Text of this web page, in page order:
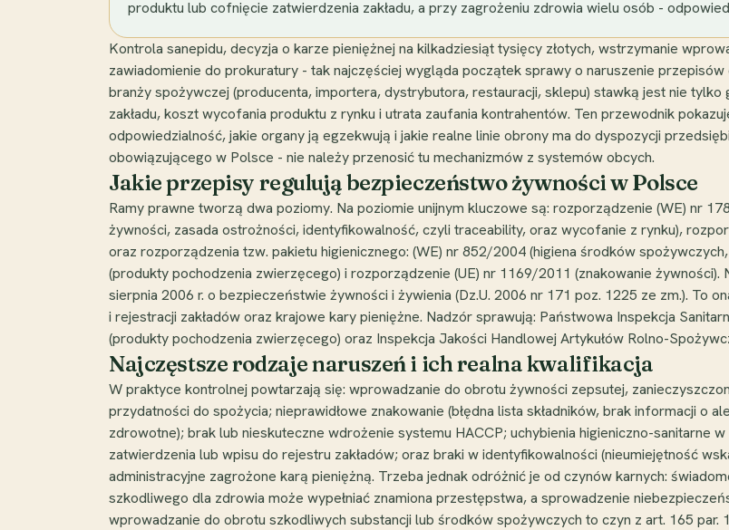
produktu lub cofnięcie zatwierdzenia zakładu, a przy zagrożeniu zdrowia wielu osób -
Kontrola sanepidu, decyzja o karze pieniężnej na kilkadziesiąt tysięcy złotych, wstrzymanie
zawiadomienie do prokuratury - tak najczęściej wygląda początek sprawy o naruszenie
branży spożywczej (producenta, importera, dystrybutora, restauracji, sklepu) stawką jest nie
zakładu, koszt wycofania produktu z rynku i utrata zaufania kontrahentów. Ten przewodnik
odpowiedzialność, jakie organy ją egzekwują i jakie realne linie obrony ma do dyspozycji
obowiązującego w Polsce - nie należy przenosić tu mechanizmów z systemów obcych.
Jakie przepisy regulują bezpieczeństwo żywności w Polsce
Ramy prawne tworzą dwa poziomy. Na poziomie unijnym kluczowe są: rozporządzenie (WE) nr
żywności, zasada ostrożności, identyfikowalność, czyli traceability, oraz wycofanie z rynku),
oraz rozporządzenia tzw. pakietu higienicznego: (WE) nr 852/2004 (higiena środków
(produkty pochodzenia zwierzęcego) i rozporządzenie (UE) nr 1169/2011 (znakowanie
sierpnia 2006 r. o bezpieczeństwie żywności i żywienia (Dz.U. 2006 nr 171 poz. 1225 ze zm.). To
i rejestracji zakładów oraz krajowe kary pieniężne. Nadzór sprawują: Państwowa Inspekcja
(produkty pochodzenia zwierzęcego) oraz Inspekcja Jakości Handlowej Artykułów Rolno-
Najczęstsze rodzaje naruszeń i ich realna kwalifikacja
W praktyce kontrolnej powtarzają się: wprowadzanie do obrotu żywności zepsutej,
przydatności do spożycia; nieprawidłowe znakowanie (błędna lista składników, brak informacji o
zdrowotne); brak lub nieskuteczne wdrożenie systemu HACCP; uchybienia higieniczno-sanitarne
zatwierdzenia lub wpisu do rejestru zakładów; oraz braki w identyfikowalności (nieumiejętność
administracyjne zagrożone karą pieniężną. Trzeba jednak odróżnić je od czynów karnych:
szkodliwego dla zdrowia może wypełniać znamiona przestępstwa, a sprowadzenie
wprowadzanie do obrotu szkodliwych substancji lub środków spożywczych to czyn z art. 165